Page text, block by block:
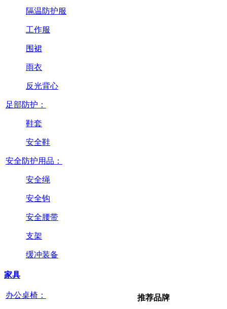
隔温防护服
工作服
围裙
雨衣
反光背心
足部防护：
鞋套
安全鞋
安全防护用品：
安全绳
安全钩
安全腰带
支架
缓冲装备
家具
办公桌椅： 推荐品牌